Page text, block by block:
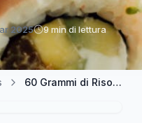
2025 9 min di lettura
60 Grammi di Riso Crudo: Quanto Pesa Cotto?